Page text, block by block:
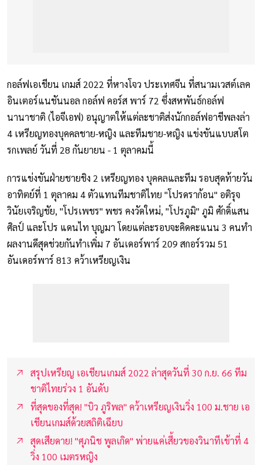
กอล์ฟเอเชียน เกมส์ 2022 ที่หางโจว ประเทศจีน ที่สนามเวสต์เลค
อินเตอร์แนชันนอล กอล์ฟ คอร์ส พาร์ 72 ซึ่งสหพันธ์กอล์ฟ
นานาชาติ (ไอจีเอฟ) อนุญาตให้แต่ละชาติส่งนักกอล์ฟอาชีพลงล่า
4 เหรียญทองบุคคลชาย-หญิง และทีมชาย-หญิง แข่งขันแบบสโต
รกเพลย์ วันที่ 28 กันยายน - 1 ตุลาคมนี้
การแข่งขันฝ่ายชายชิง 2 เหรียญทอง บุคคลและทีม รอบสุดท้ายวัน
อาทิตย์ที่ 1 ตุลาคม 4 ตัวแทนทีมชาติไทย "โปรดราก้อน" อติรุจ
วินัยเจริญชัย, "โปรเพชร" พชร คงวัดใหม่, "โปรภูมิ" ภูมิ ศักดิ์แสน
ศิลป์ และโปร แดนไท บุญมา โดยแต่ละรอบจะคิดคะแนน 3 คนทำ
ผลงานดีสุดช่วยกันทำเพิ่ม 7 อันเดอร์พาร์ 209 สกอร์รวม 51
อันเดอร์พาร์ 813 คว้าเหรียญเงิน
สรุปเหรียญ เอเชียนเกมส์ 2022 ล่าสุดวันที่ 30 ก.ย. 66 ทีม
ชาติไทยร่วง 1 อันดับ
ที่สุดของที่สุด! "บิว ภูริพล" คว้าเหรียญเงินวิ่ง 100 ม.ชาย เอ
เชียนเกมส์ด้วยสถิติเฉียบ
สุดเสียดาย! "ศุภนิช พูลเกิด" พ่ายแค่เสี้ยวของวินาทีเข้าที่ 4
วิ่ง 100 เมตรหญิง